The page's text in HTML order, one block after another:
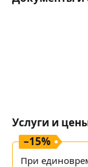
Услуги и
–15%
При